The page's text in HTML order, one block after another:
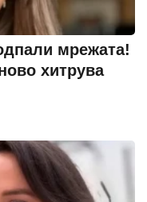
мрежата!
хитрува